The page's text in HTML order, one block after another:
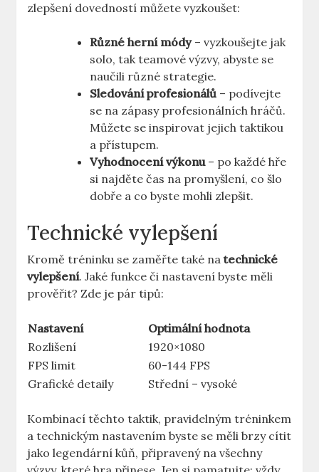
zlepšení dovedností můžete vyzkoušet:
Různé herní módy– vyzkoušejte jak
solo, tak teamové výzvy, abyste se
naučili různé strategie.
Sledování profesionálů – podívejte
se na zápasy profesionálních hráčů.
Můžete se inspirovat jejich taktikou
a přístupem.
Vyhodnocení výkonu– po každé hře
si najděte čas na promyšlení, co šlo
dobře a co byste mohli zlepšit.
Technické vylepšení
Kromě tréninku se zaměřte také natechnické
vylepšení. Jaké funkce či nastavení byste měli
prověřit? Zde je pár tipů:
Nastavení
Optimální hodnota
Rozlišení
1920×1080
FPS limit
60-144 FPS
Grafické detaily
Střední – vysoké
Kombinací těchto taktik, pravidelným tréninkem
a technickým nastavením byste se měli brzy cítit
jako legendární kůň, připravený na všechny